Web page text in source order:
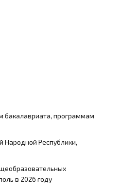
бакалавриата, программам
Народной Республики,
в 2026 году